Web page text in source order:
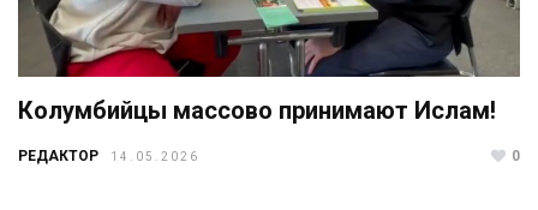
Колумбийцы массово принимают Ислам!
РЕДАКТОР 14.05.2026 0